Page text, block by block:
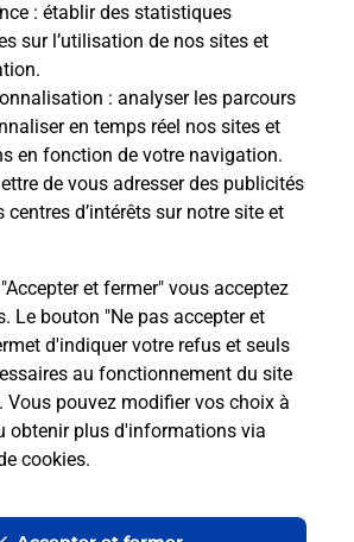
: établir des statistiques
sur l’utilisation de nos sites et
: analyser les parcours
en temps réel nos sites et
en fonction de votre navigation.
de vous adresser des publicités
centres d’intérêts sur notre site et
et fermer" vous acceptez
Le bouton "Ne pas accepter et
d'indiquer votre refus et seuls
au fonctionnement du site
Vous pouvez modifier vos choix à
obtenir plus d'informations via
cookies.
La Poste
aujourd'hui à 09h00
Sur Saulx
nouvel onglet
aux lettres
Marne